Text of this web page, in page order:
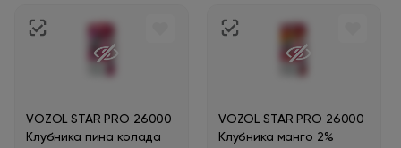
VOZOL STAR PRO 26000
Клубника пина колада
VOZOL STAR PRO 26000
Клубника манго 2%